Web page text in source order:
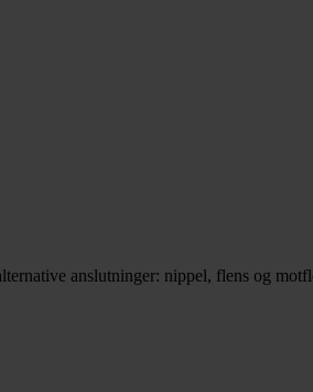
anslutninger: nippel, flens og